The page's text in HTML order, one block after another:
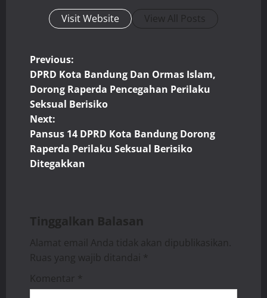
Visit Website View All Posts
P
o
s
t
n
v
i
g
a
Previous:
DPRD Kota Bandung Dan Ormas Islam,
Dorong Raperda Pencegahan Perilaku
Seksual Berisiko
Next:
Pansus 14 DPRD Kota Bandung Dorong
Raperda Perilaku Seksual Berisiko
Ditegakkan
Tinggalkan Balasan
Alamat email Anda tidak akan dipublikasikan.
Ruas yang wajib ditandai
*
Komentar *